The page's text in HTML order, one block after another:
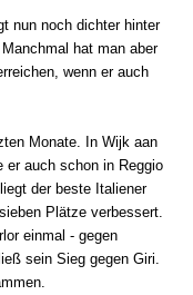
nun noch dichter hinter
hat man aber
wenn er auch
Monate. In Wijk aan
er auch schon in Reggio
der beste Italiener
Plätze verbessert.
einmal - gegen
sein Sieg gegen Giri.